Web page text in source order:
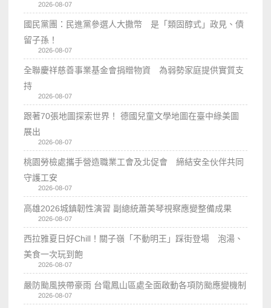
2026-08-07
國民黨團：民進黨參選人大撒幣 是「類固醇式」政見、債
留子孫！
2026-08-07
全聯慶祥慈善事業基金會捐贈物資 為弱勢家庭提供實質支
持
2026-08-07
跟著70張地圖探索世界！ 德國兒童文學地圖在臺中綠美圖
展出
2026-08-07
桃園勞檢處攜手營造職業工會及北促會 締結安全伙伴共同
守護工安
2026-08-07
高雄2026城鎮韌性演習 副總統蕭美琴視察應變整備成果
2026-08-07
西拉雅夏日好Chill！關子嶺「不動明王」踩街登場 泡湯、
美食一次玩到飽
2026-08-07
嚴防颱風挾帶豪雨 台電鳳山區處全面啟動各項防颱應變機制
2026-08-07